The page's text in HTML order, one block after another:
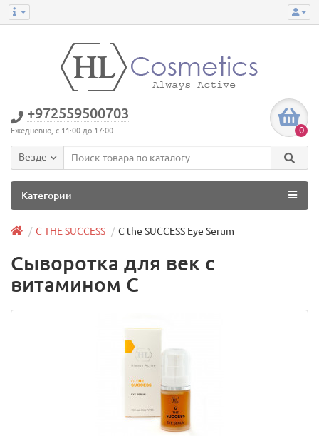
+972559500703
Ежедневно, с 11:00 до 17:00 0
Везде
Категории
C THE SUCCESS C the SUCCESS Eye Serum
Сыворотка для век с
витамином С